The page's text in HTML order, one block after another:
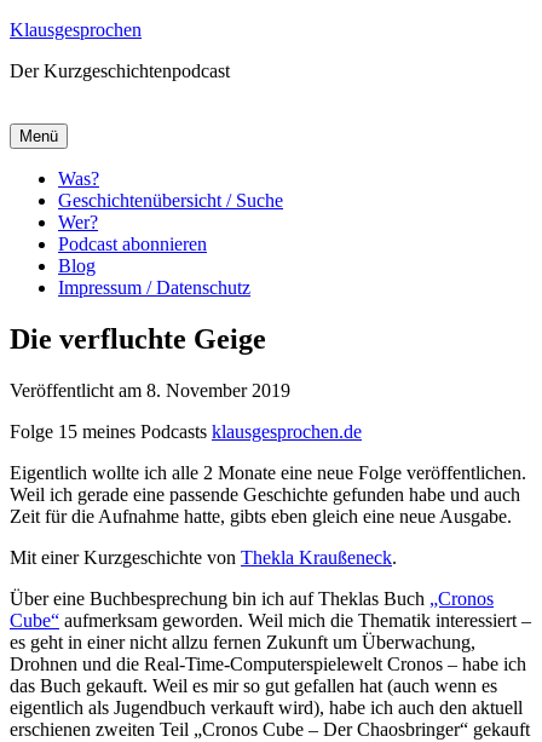
Zum
springen
Klausgesprochen
Der Kurzgeschichtenpodcast
Menü
Was?
Geschichtenübersicht / Suche
Wer?
Podcast abonnieren
Blog
Impressum / Datenschutz
Die verfluchte Geige
Veröffentlicht am 8. November 2019
Folge 15 meines Podcasts klausgesprochen.de
Eigentlich wollte ich alle 2 Monate eine neue Folge veröffentlichen.
Weil ich gerade eine passende Geschichte gefunden habe und auch
Zeit für die Aufnahme hatte, gibts eben gleich eine neue Ausgabe.
Mit einer Kurzgeschichte von Thekla Kraußeneck.
Über eine Buchbesprechung bin ich auf Theklas Buch „Cronos
Cube“ aufmerksam geworden. Weil mich die Thematik interessiert –
es geht in einer nicht allzu fernen Zukunft um Überwachung,
Drohnen und die Real-Time-Computerspielewelt Cronos – habe ich
das Buch gekauft. Weil es mir so gut gefallen hat (auch wenn es
eigentlich als Jugendbuch verkauft wird), habe ich auch den aktuell
erschienen zweiten Teil „Cronos Cube – Der Chaosbringer“ gekauft